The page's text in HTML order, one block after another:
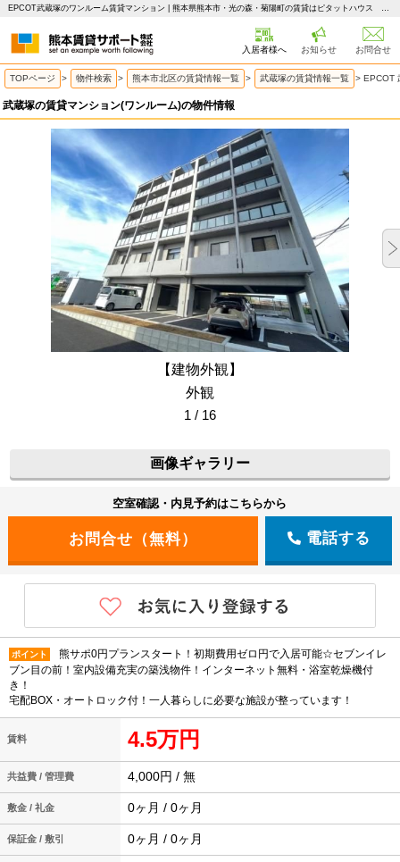
EPCOT武蔵塚のワンルーム賃貸マンション | 熊本県熊本市・光の森・菊陽町の賃貸はピタットハウス 熊本賃貸サポート
入居者様へ お知らせ お問合せ
TOPページ > 物件検索 > 熊本市北区の賃貸情報一覧 > 武蔵塚の賃貸情報一覧 > EPCOT
武蔵塚の賃貸マンション(ワンルーム)の物件情報
【建物外観】
外観
1 / 16
画像ギャラリー
空室確認・内見予約はこちらから
電話する
ポイント
熊サポ0円プランスタート！初期費用ゼロ円で入居可能☆セブンイレ
ブン目の前！室内設備充実の築浅物件！インターネット無料・浴室乾燥機付
き！
宅配BOX・オートロック付！一人暮らしに必要な施設が整っています！
賃料 4.5万円
共益費 / 管理費 4,000円 / 無
敷金 / 礼金 0ヶ月 / 0ヶ月
保証金 / 敷引 0ヶ月 / 0ヶ月